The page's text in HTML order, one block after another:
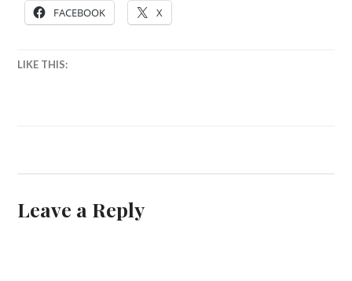
FACEBOOK X
LIKE THIS:
Leave a Reply